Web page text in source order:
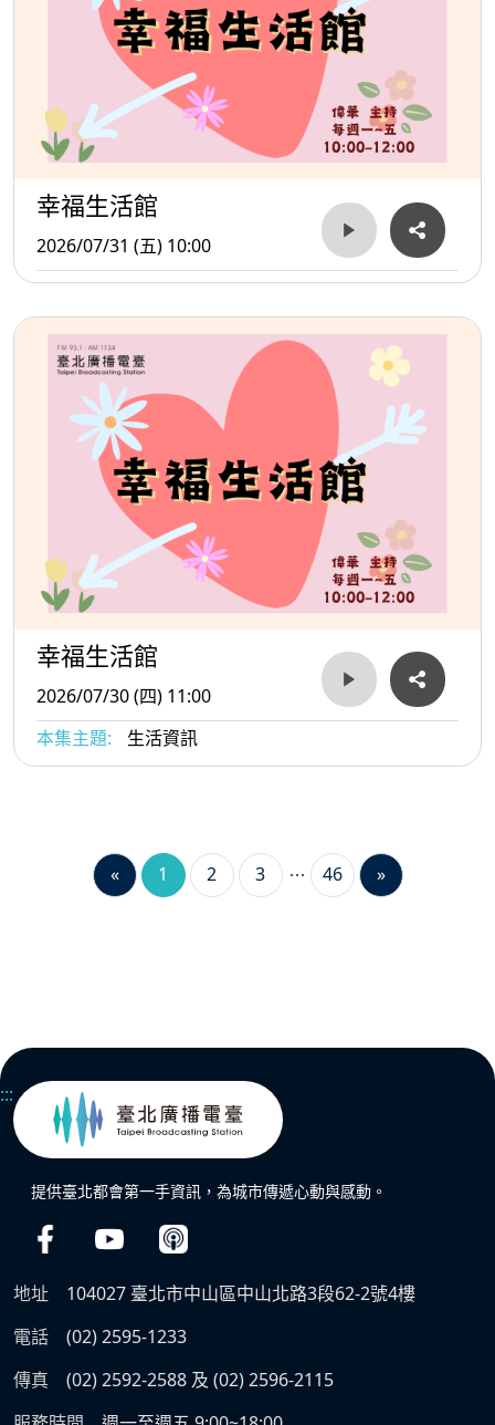
幸福生活館
2026/07/31 (五) 10:00
幸福生活館
2026/07/30 (四) 11:00
本集主題:
生活資訊
« 1 2 3 46 »
:::
提供臺北都會第一手資訊，為城市傳遞心動與感動。
地址
104027 臺北市中山區中山北路3段62-2號4樓
電話
(02) 2595-1233
傳真
(02) 2592-2588 及 (02) 2596-2115